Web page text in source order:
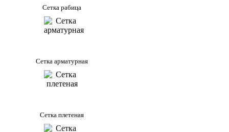
Сетка рабица
Сетка арматурная
Сетка плетеная